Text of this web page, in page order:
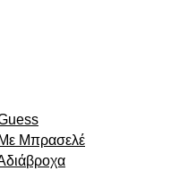
Με Μπρασελέ